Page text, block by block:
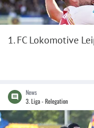
1. FC Lokomotive
News
3. Liga - Relegation